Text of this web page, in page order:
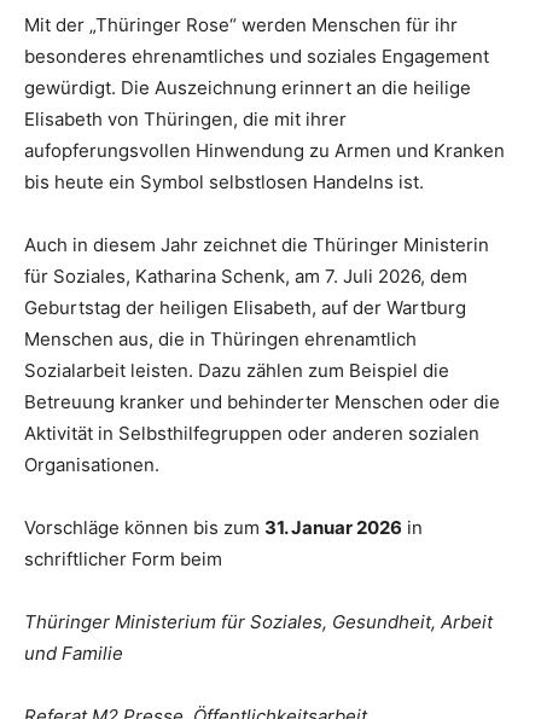
Mit der „Thüringer Rose“ werden Menschen für ihr
besonderes ehrenamtliches und soziales Engagement
gewürdigt. Die Auszeichnung erinnert an die heilige
Elisabeth von Thüringen, die mit ihrer
aufopferungsvollen Hinwendung zu Armen und Kranken
bis heute ein Symbol selbstlosen Handelns ist.
Auch in diesem Jahr zeichnet die Thüringer Ministerin
für Soziales, Katharina Schenk, am 7. Juli 2026, dem
Geburtstag der heiligen Elisabeth, auf der Wartburg
Menschen aus, die in Thüringen ehrenamtlich
Sozialarbeit leisten. Dazu zählen zum Beispiel die
Betreuung kranker und behinderter Menschen oder die
Aktivität in Selbsthilfegruppen oder anderen sozialen
Organisationen.
Vorschläge können bis zum 31. Januar 2026 in
schriftlicher Form beim
Thüringer Ministerium für Soziales, Gesundheit, Arbeit
und Familie